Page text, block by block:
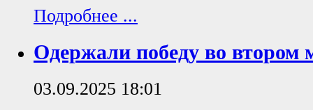
Подробнее ...
Одержали победу во втором
03.09.2025 18:01